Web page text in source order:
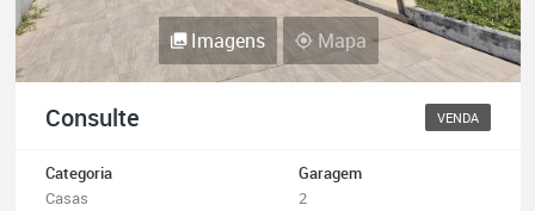
Imagens Mapa
Consulte VENDA
Categoria
Casas
Garagem
2